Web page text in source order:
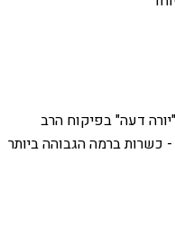
דעה" בפיקוח הרב
ברמה הגבוהה ביותר